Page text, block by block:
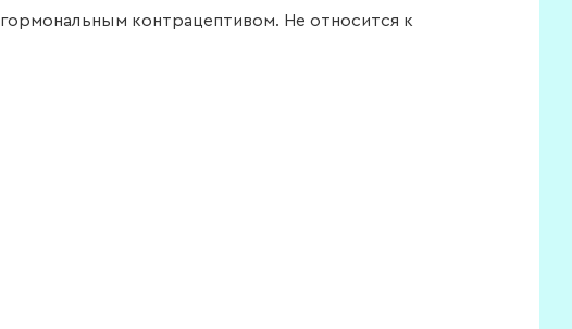
контрацептивом. Не относится к